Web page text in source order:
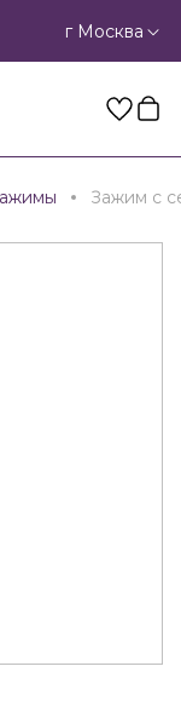
г Москва
Зажим с